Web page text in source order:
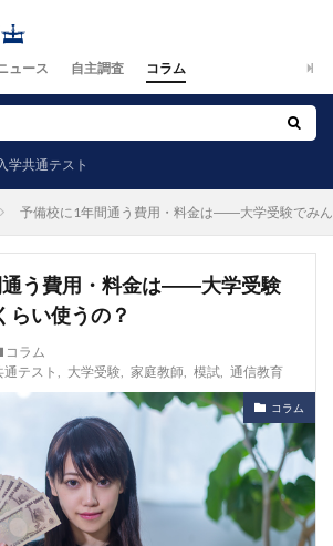
ュース 自主調査 コラム
学共通テスト
予備校に1年間通う費用・料金は――大学受験でみ
通う費用・料金は――大学受験
らい使うの？
コラム
通テスト 大学受験, 家庭教師, 模試 通信教育
コラム